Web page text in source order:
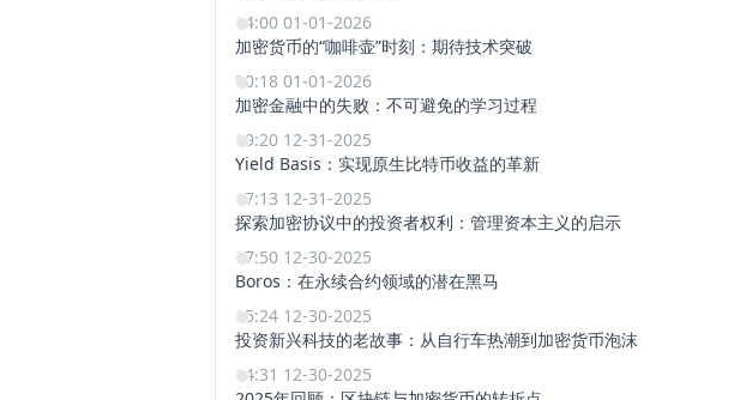
14:00 01-01-2026
加密货币的“咖啡壶”时刻：期待技术突破
00:18 01-01-2026
加密金融中的失败：不可避免的学习过程
19:20 12-31-2025
Yield Basis：实现原生比特币收益的革新
17:13 12-31-2025
探索加密协议中的投资者权利：管理资本主义的启示
17:50 12-30-2025
Boros：在永续合约领域的潜在黑马
15:24 12-30-2025
投资新兴科技的老故事：从自行车热潮到加密货币泡沫
14:31 12-30-2025